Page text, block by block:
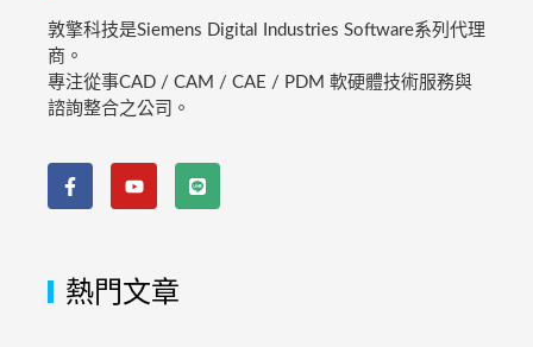
敦擎科技是Siemens Digital Industries Software系列代理
商。
專注從事CAD / CAM / CAE / PDM 軟硬體技術服務與
諮詢整合之公司。
熱門文章